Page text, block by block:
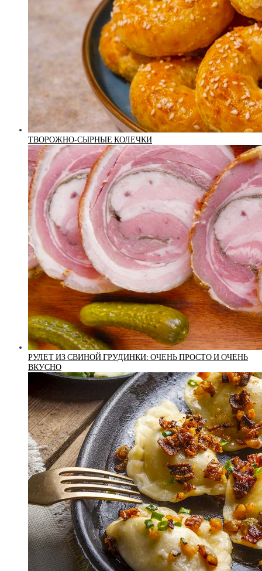
ТВОРОЖНО-СЫРНЫЕ КОЛЕЧКИ
РУЛЕТ ИЗ СВИНОЙ ГРУДИНКИ: ОЧЕНЬ ПРОСТО И ОЧЕНЬ
ВКУСНО